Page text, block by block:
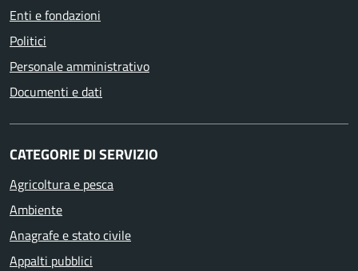
Enti e fondazioni
Politici
Personale amministrativo
Documenti e dati
CATEGORIE DI SERVIZIO
Agricoltura e pesca
Ambiente
Anagrafe e stato civile
Appalti pubblici